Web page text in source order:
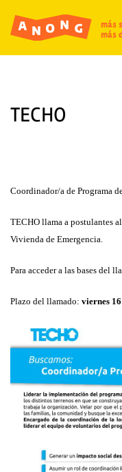
TECHO
Coordinador/a de Programa
TECHO llama a postulantes
Vivienda de Emergencia.
Para acceder a las bases del
Plazo del llamado: viernes